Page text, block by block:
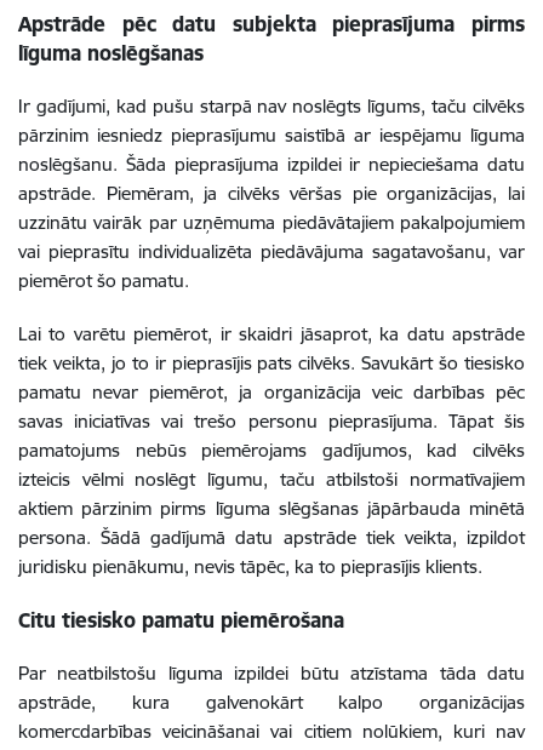
Apstrāde pēc datu subjekta pieprasījuma pirms
līguma noslēgšanas
Ir gadījumi, kad pušu starpā nav noslēgts līgums, taču cilvēks
pārzinim iesniedz pieprasījumu saistībā ar iespējamu līguma
noslēgšanu. Šāda pieprasījuma izpildei ir nepieciešama datu
apstrāde. Piemēram, ja cilvēks vēršas pie organizācijas, lai
uzzinātu vairāk par uzņēmuma piedāvātajiem pakalpojumiem
vai pieprasītu individualizēta piedāvājuma sagatavošanu, var
piemērot šo pamatu.
Lai to varētu piemērot, ir skaidri jāsaprot, ka datu apstrāde
tiek veikta, jo to ir pieprasījis pats cilvēks. Savukārt šo tiesisko
pamatu nevar piemērot, ja organizācija veic darbības pēc
savas iniciatīvas vai trešo personu pieprasījuma. Tāpat šis
pamatojums nebūs piemērojams gadījumos, kad cilvēks
izteicis vēlmi noslēgt līgumu, taču atbilstoši normatīvajiem
aktiem pārzinim pirms līguma slēgšanas jāpārbauda minētā
persona. Šādā gadījumā datu apstrāde tiek veikta, izpildot
juridisku pienākumu, nevis tāpēc, ka to pieprasījis klients.
Citu tiesisko pamatu piemērošana
Par neatbilstošu līguma izpildei būtu atzīstama tāda datu
apstrāde, kura galvenokārt kalpo organizācijas
komercdarbības veicināšanai vai citiem nolūkiem, kuri nav